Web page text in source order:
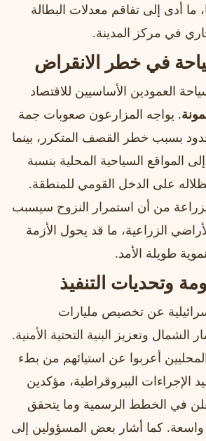
ما أدى إلى تفاقم معدلات البطالة
في مركز المدينة.
في خطر الانقراض
العمودين الأساسيين للاقتصاد
. يواجه المزارعون صعوبات جمة
بسبب خطر القصف المتكرر، بينما
المواقع السياحية المحلية بنسبة
على الدخل القومي للمنطقة.
من أن استمرار النزوح سيسبب
الزراعية، ما قد يحول الأزمة
طويلة الأمد.
وتحديات التنفيذ
عن تخصيص مليارات
الشمال وتعزيز البنية التحتية الأمنية.
أعربوا عن استيائهم من بطء
الإجراءات البيروقراطية، مؤكدين
في الخطط الرسمية وما يتحقق
واسعة. كما أشار بعض المسؤولين إلى